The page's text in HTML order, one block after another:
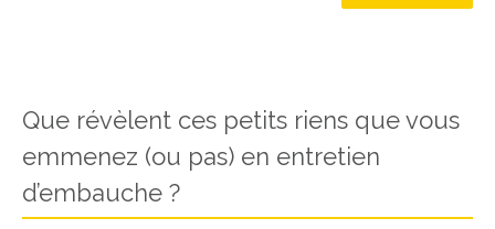
Que révèlent ces petits riens que vous
emmenez (ou pas) en entretien
d’embauche ?